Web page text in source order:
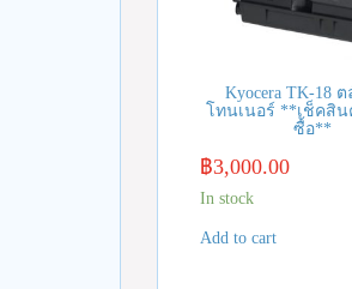
Kyocera TK-18
โทนเนอร์ **เช็คสิ
ซื้อ**
฿3,000.00
In stock
Add to cart